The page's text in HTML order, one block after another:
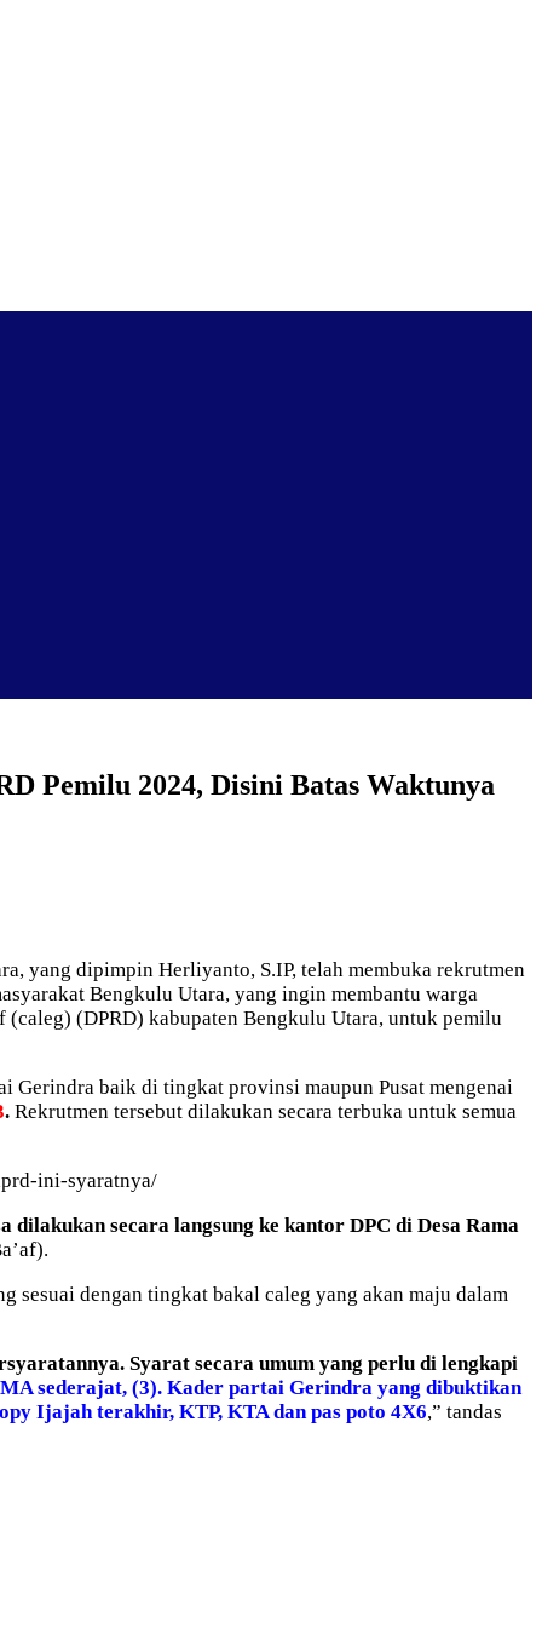
Pemilu 2024, Disini Batas Waktunya
yang dipimpin Herliyanto, S.IP, telah membuka rekrutmen
Bengkulu Utara, yang ingin membantu warga
(DPRD) kabupaten Bengkulu Utara, untuk pemilu
Gerindra baik di tingkat provinsi maupun Pusat mengenai
. Rekrutmen tersebut dilakukan secara terbuka untuk semua
ini-syaratnya/
secara langsung ke kantor DPC di Desa Rama
sesuai dengan tingkat bakal caleg yang akan maju dalam
Syarat secara umum yang perlu di lengkapi
sederajat, (3). Kader partai Gerindra yang dibuktikan
Ijajah terakhir, KTP, KTA dan pas poto 4X6,” tandas